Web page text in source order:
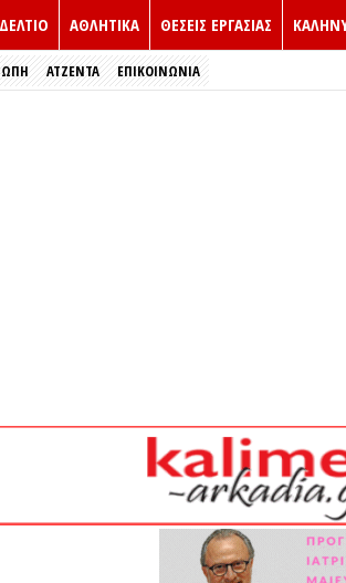
ΑΘΛΗΤΙΚΑ ΘΕΣΕΙΣ ΕΡΓΑΣΙΑΣ
ΑΤΖΕΝΤΑ ΕΠΙΚΟΙΝΩΝΙΑ